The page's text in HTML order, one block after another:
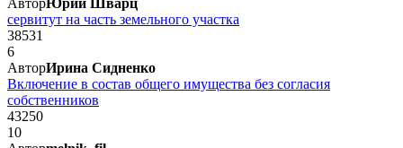
сервитут на часть земельного участка
38531
6
АвторИрина Сидненко
Включение в состав общего имущества без согласия
собственников
43250
10